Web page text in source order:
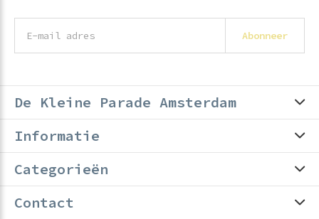
Abonneer
De Kleine Parade Amsterdam
Informatie
Categorieën
Contact